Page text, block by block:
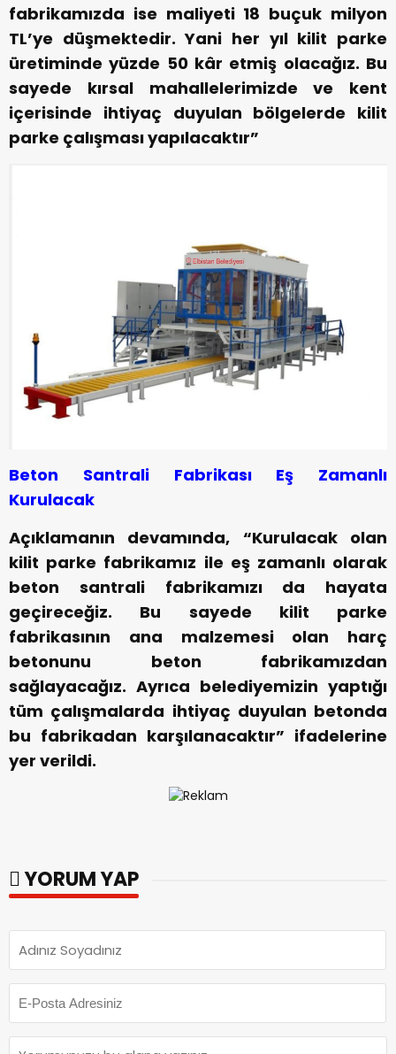
fabrikamızda ise maliyeti 18 buçuk milyon
TL’ye düşmektedir. Yani her yıl kilit parke
üretiminde yüzde 50 kâr etmiş olacağız. Bu
sayede kırsal mahallelerimizde ve kent
içerisinde ihtiyaç duyulan bölgelerde kilit
parke çalışması yapılacaktır”
Beton Santrali Fabrikası Eş Zamanlı
Kurulacak
Açıklamanın devamında, “Kurulacak olan
kilit parke fabrikamız ile eş zamanlı olarak
beton santrali fabrikamızı da hayata
geçireceğiz. Bu sayede kilit parke
fabrikasının ana malzemesi olan harç
betonunu beton fabrikamızdan
sağlayacağız. Ayrıca belediyemizin yaptığı
tüm çalışmalarda ihtiyaç duyulan betonda
bu fabrikadan karşılanacaktır” ifadelerine
yer verildi.
YORUM YAP